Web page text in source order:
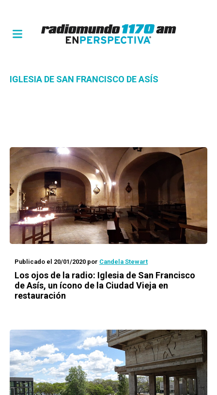
IGLESIA DE SAN FRANCISCO DE ASÍS
Publicado el 20/01/2020 por Candela Stewart
Los ojos de la radio: Iglesia de San Francisco
de Asís, un ícono de la Ciudad Vieja en
restauración